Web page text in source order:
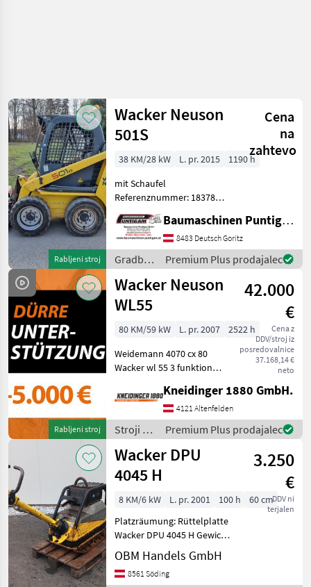
Rabljeni stroj
Wacker Neuson
501S
Cena
na
zahtevo
38 KM/28 kW L. pr. 2015
1190 h
mit Schaufel
Referenznummer: 18378
GmbH Unser Spezialgebiet:
Ankauf - Verkauf -
Vermietung von
Baumaschinen Besuchen
Sie unsere Baumaschi
Baumaschinen Puntigam GmbH
8483 Deutsch Goritz
Gradbeni
stroji /
Wacker
Neuson
Premium Plus prodajalec
Rabljeni stroj
Wacker Neuson
WL55
42.000
€
Cena z
DDV/stroj iz
posredovalnice
37.168,14 €
neto
80 KM/59 kW L. pr. 2007
2522 h
Weidemann 4070 cx 80
Wacker wl 55 3 funktion
2007 Reifen 20% 405/70-18
Heckscheibenheizung 20
km/h Bauhöhe: 257 cm
Gesamtbreit
Kneidinger 1880 GmbH.
4121 Altenfelden
Stroji z
motorji /
Wacker
Neuson
Premium Plus prodajalec
Wacker DPU
4045 H
3.250
€
DDV ni
terjalen
8 KM/6 kW L. pr. 2001 100 h
60 cm
Platzräumung: Rüttelplatte
Wacker DPU 4045 H Gewicht
400 kg Breite 55 cm
Kurbelstart, Motor Hatz 1
Zyl. Diesel, einsatzbereit,
OBM Handels GmbH
8561 Söding